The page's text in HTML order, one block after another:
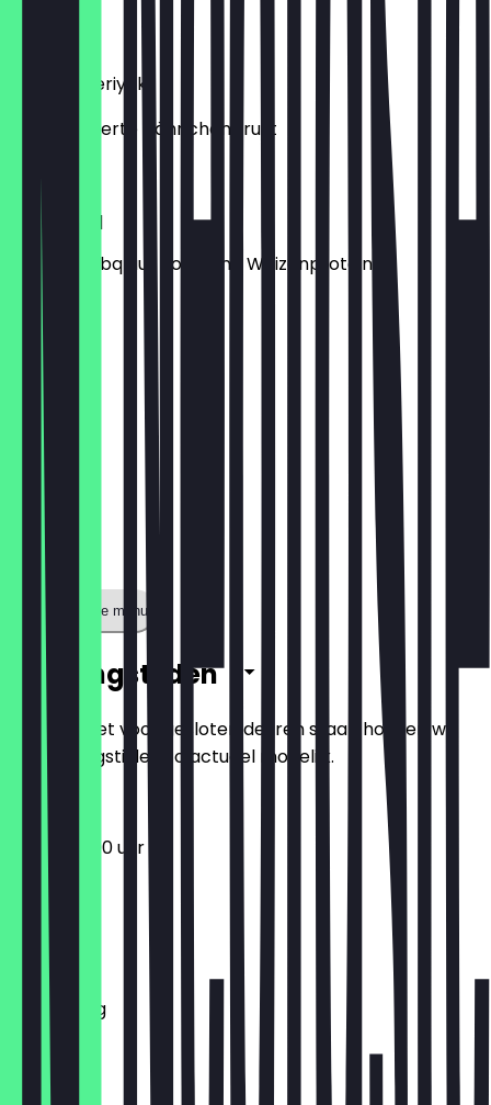
Chicken Teriyaki
Mild marinierte Hähnchenbrust
Vegan Bbq
Veganes Bbq aus Soja- und Weizenprotein
€ 9,90
Toon volledige menu
Openingstijden
Zodat je niet voor gesloten deuren staat, houden we
de openingstijden zo actueel mogelijk.
12:00 - 22:00 uur
Maandag
Dinsdag
Donderdag
Vrijdag
Zaterdag
Zondag